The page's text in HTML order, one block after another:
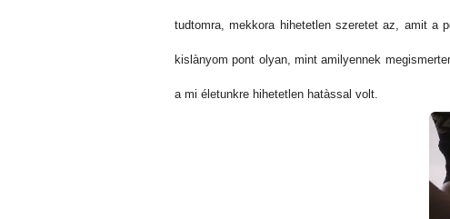
tudtomra, mekkora hihetetlen szeretet az, amit a
kislànyom pont olyan, mint amilyennek
a mi életunkre hihetetlen hatàssal volt.